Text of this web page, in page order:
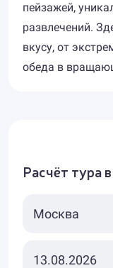
пейзажей,
развлечений.
вкусу, от
обеда в
Расчёт тура